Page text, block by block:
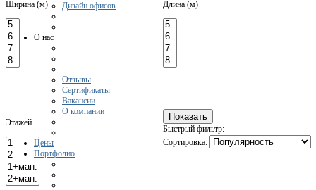
Дизайн офисов
О нас
Отзывы
Сертификаты
Вакансии
О компании
Цены
Портфолио
Ширина (м) Длина (м)
Этажей
Быстрый фильтр:
Сортировка: